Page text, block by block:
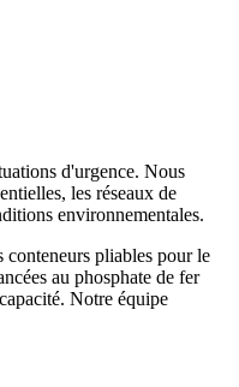
d'urgence. Nous
les réseaux de
environnementales.
conteneurs pliables pour le
au phosphate de fer
Notre équipe